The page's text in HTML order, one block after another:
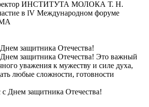
защитника Отечества!
защитника Отечества! Это важный
уважения к мужеству и силе духа,
любые сложности, готовности